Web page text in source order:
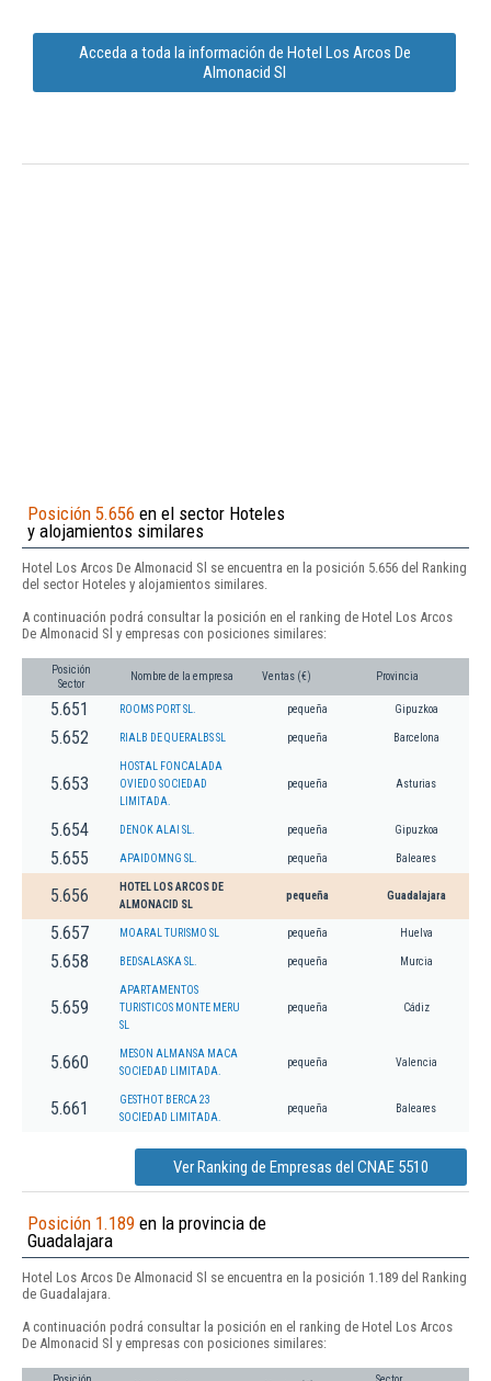
Acceda a toda la información de Hotel Los Arcos De
Almonacid Sl
Posición 5.656 en el sector Hoteles
y alojamientos similares
Hotel Los Arcos De Almonacid Sl se encuentra en la posición 5.656 del Ranking
del sector Hoteles y alojamientos similares.
A continuación podrá consultar la posición en el ranking de Hotel Los Arcos
De Almonacid Sl y empresas con posiciones similares:
Posición
Sector
Nombre de la empresa Ventas (€) Provincia
5.651 ROOMS PORT SL. pequeña Gipuzkoa
5.652 RIALB DE QUERALBS SL pequeña Barcelona
5.653
HOSTAL FONCALADA
OVIEDO SOCIEDAD
LIMITADA.
pequeña Asturias
5.654 DENOK ALAI SL. pequeña Gipuzkoa
5.655 APAIDOMNG SL. pequeña Baleares
5.656
HOTEL LOS ARCOS DE
ALMONACID SL
pequeña Guadalajara
5.657 MOARAL TURISMO SL pequeña Huelva
5.658 BEDSALASKA SL. pequeña Murcia
5.659
APARTAMENTOS
TURISTICOS MONTE MERU
SL
pequeña Cádiz
5.660
MESON ALMANSA MACA
SOCIEDAD LIMITADA.
pequeña Valencia
5.661
GESTHOT BERCA 23
SOCIEDAD LIMITADA.
pequeña Baleares
Ver Ranking de Empresas del CNAE 5510
Posición 1.189 en la provincia de
Guadalajara
Hotel Los Arcos De Almonacid Sl se encuentra en la posición 1.189 del Ranking
de Guadalajara.
A continuación podrá consultar la posición en el ranking de Hotel Los Arcos
De Almonacid Sl y empresas con posiciones similares: